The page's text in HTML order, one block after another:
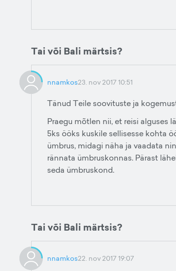
Tai või Bali märtsis?
nnamkos23. nov 2017 10:51
Tänud Teile soovituste ja
Praegu mõtlen nii, et reisi alguses
5ks ööks kuskile sellisesse kohta
ümbrus, midagi näha ja vaadata
rännata ümbruskonnas. Pärast
seda ümbruskond.
Tai või Bali märtsis?
nnamkos22. nov 2017 19:07